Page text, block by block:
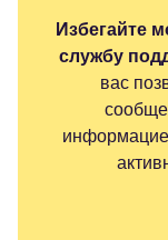
Избегайте
службу
вас